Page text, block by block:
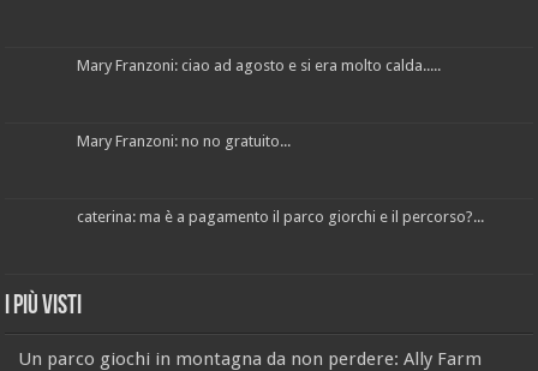
Mary Franzoni: ciao ad agosto e si era molto calda.....
Mary Franzoni: no no gratuito...
caterina: ma è a pagamento il parco giorchi e il percorso?...
I più visti
Un parco giochi in montagna da non perdere: Ally Farm